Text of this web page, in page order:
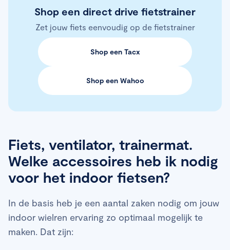
Shop een direct drive fietstrainer
Zet jouw fiets eenvoudig op de fietstrainer
Shop een Tacx
Shop een Wahoo
Fiets, ventilator, trainermat.
Welke accessoires heb ik nodig
voor het indoor fietsen?
In de basis heb je een aantal zaken nodig om jouw
indoor wielren ervaring zo optimaal mogelijk te
maken. Dat zijn: